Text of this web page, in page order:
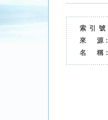
索 引 號
來 源：
名 稱：